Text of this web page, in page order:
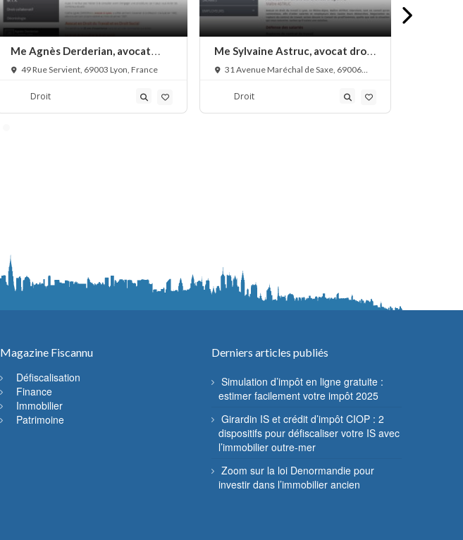
Me Agnès Derderian, avocat
droit de la famille
49 Rue Servient, 69003 Lyon, France
Droit
Me Sylvaine Astruc, avocat droit
du travail
31 Avenue Maréchal de Saxe, 69006
Droit
Magazine Fiscannu
Défiscalisation
Finance
Immobilier
Patrimoine
Derniers articles publiés
Simulation d’impôt en ligne gratuite :
estimer facilement votre impôt 2025
Girardin IS et crédit d’impôt CIOP : 2
dispositifs pour défiscaliser votre IS avec
l’immobilier outre-mer
Zoom sur la loi Denormandie pour
investir dans l’immobilier ancien